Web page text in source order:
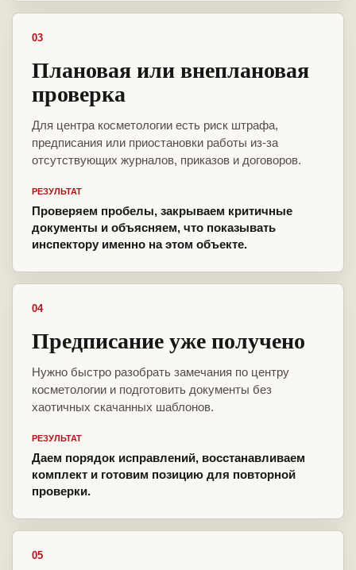
03
Плановая или внеплановая
проверка
Для центра косметологии есть риск штрафа,
предписания или приостановки работы из-за
отсутствующих журналов, приказов и договоров.
РЕЗУЛЬТАТ
Проверяем пробелы, закрываем критичные
документы и объясняем, что показывать
инспектору именно на этом объекте.
04
Предписание уже получено
Нужно быстро разобрать замечания по центру
косметологии и подготовить документы без
хаотичных скачанных шаблонов.
РЕЗУЛЬТАТ
Даем порядок исправлений, восстанавливаем
комплект и готовим позицию для повторной
проверки.
05